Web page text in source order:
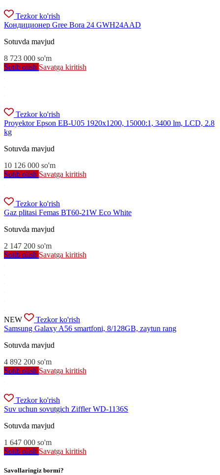
Tezkor ko'rish
Кондиционер Gree Bora 24 GWH24AAD
Sotuvda mavjud
8 723 000 so'm
Sotib olish Savatga kiritish
Tezkor ko'rish
Proyektor Epson EB-U05 1920x1200, 15000:1, 3400 lm, LCD, 2.8
kg
Sotuvda mavjud
10 126 000 so'm
Sotib olish Savatga kiritish
Tezkor ko'rish
Gaz plitasi Femas BT60-21W Eco White
Sotuvda mavjud
2 147 200 so'm
Sotib olish Savatga kiritish
NEW
Tezkor ko'rish
Samsung Galaxy A56 smartfoni, 8/128GB, zaytun rang
Sotuvda mavjud
4 892 200 so'm
Sotib olish Savatga kiritish
Tezkor ko'rish
Suv uchun sovutgich Ziffler WD-1136S
Sotuvda mavjud
1 647 000 so'm
Sotib olish Savatga kiritish
Savollaringiz bormi?